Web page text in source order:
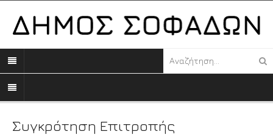
Συγκρότηση Επιτροπής